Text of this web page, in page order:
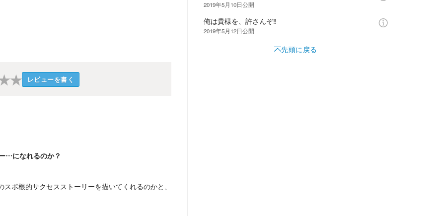
★ レビューを書く
…になれるのか？
ポ根的サクセスストーリーを描いてくれるのかと、
2019年5月10日公開
俺は貴様を、許さんぞ‼
2019年5月12日公開
先頭に戻る